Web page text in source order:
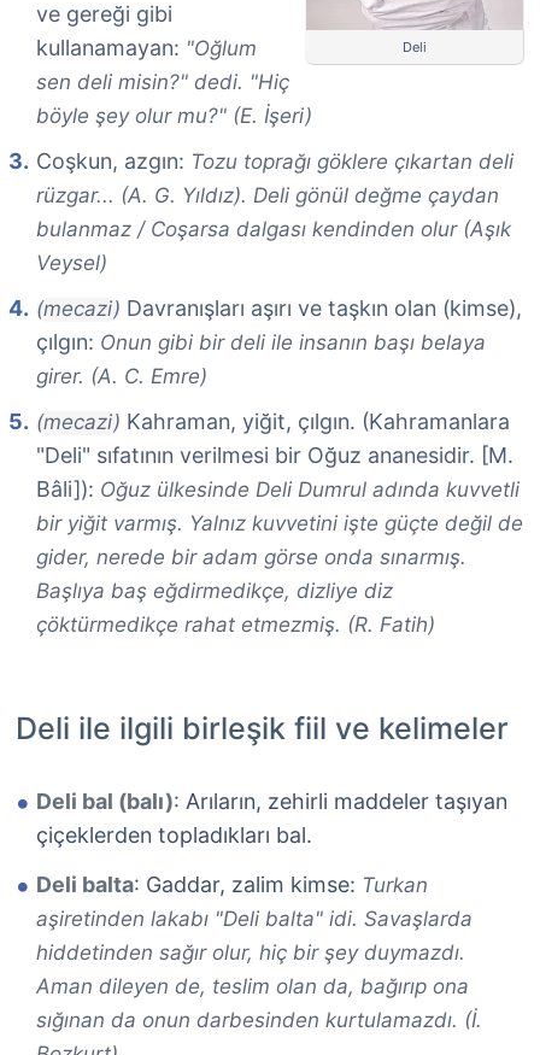
Deli
ve gereği gibi
kullanamayan: "Oğlum
sen deli misin?" dedi. "Hiç
böyle şey olur mu?" (E. İşeri)
Coşkun, azgın: Tozu toprağı göklere çıkartan deli
rüzgar... (A. G. Yıldız). Deli gönül değme çaydan
bulanmaz / Coşarsa dalgası kendinden olur (Aşık
Veysel)
(mecazi) Davranışları aşırı ve taşkın olan (kimse),
çılgın: Onun gibi bir deli ile insanın başı belaya
girer. (A. C. Emre)
(mecazi) Kahraman, yiğit, çılgın. (Kahramanlara
"Deli" sıfatının verilmesi bir Oğuz ananesidir. [M.
Bâli]): Oğuz ülkesinde Deli Dumrul adında kuvvetli
bir yiğit varmış. Yalnız kuvvetini işte güçte değil de
gider, nerede bir adam görse onda sınarmış.
Başlıya baş eğdirmedikçe, dizliye diz
çöktürmedikçe rahat etmezmiş. (R. Fatih)
Deli ile ilgili birleşik fiil ve kelimeler
Deli bal (balı): Arıların, zehirli maddeler taşıyan
çiçeklerden topladıkları bal.
Deli balta: Gaddar, zalim kimse: Turkan
aşiretinden lakabı "Deli balta" idi. Savaşlarda
hiddetinden sağır olur, hiç bir şey duymazdı.
Aman dileyen de, teslim olan da, bağırıp ona
sığınan da onun darbesinden kurtulamazdı. (İ.